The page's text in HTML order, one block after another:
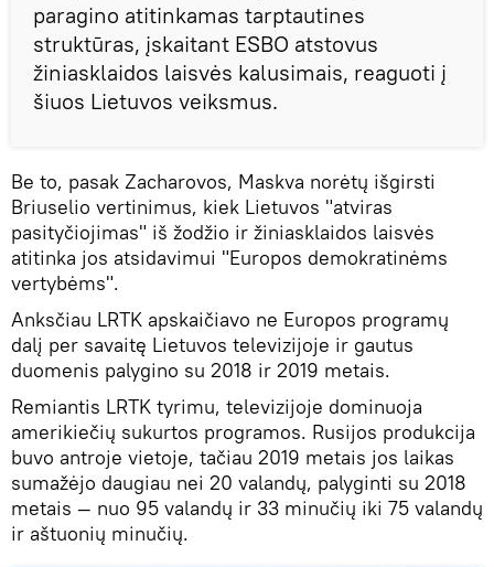
paragino atitinkamas tarptautines
struktūras, įskaitant ESBO atstovus
žiniasklaidos laisvės kalusimais, reaguoti į
šiuos Lietuvos veiksmus.
Be to, pasak Zacharovos, Maskva norėtų išgirsti
Briuselio vertinimus, kiek Lietuvos "atviras
pasityčiojimas" iš žodžio ir žiniasklaidos laisvės
atitinka jos atsidavimui "Europos demokratinėms
vertybėms".
Anksčiau LRTK apskaičiavo ne Europos programų
dalį per savaitę Lietuvos televizijoje ir gautus
duomenis palygino su 2018 ir 2019 metais.
Remiantis LRTK tyrimu, televizijoje dominuoja
amerikiečių sukurtos programos. Rusijos produkcija
buvo antroje vietoje, tačiau 2019 metais jos laikas
sumažėjo daugiau nei 20 valandų, palyginti su 2018
metais — nuo 95 valandų ir 33 minučių iki 75 valandų
ir aštuonių minučių.